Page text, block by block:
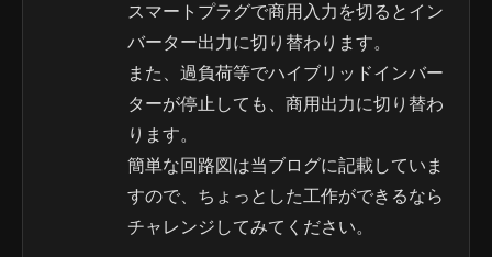
スマートプラグで商用入力を切るとイン
バーター出力に切り替わります。
また、過負荷等でハイブリッドインバー
ターが停止しても、商用出力に切り替わ
ります。
簡単な回路図は当ブログに記載していま
すので、ちょっとした工作ができるなら
チャレンジしてみてください。